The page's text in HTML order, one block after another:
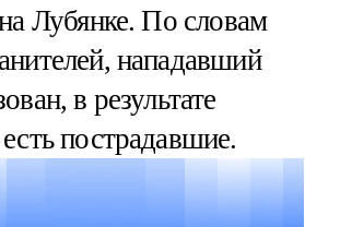
Лубянке. По словам
нападавший
в результате
пострадавшие.